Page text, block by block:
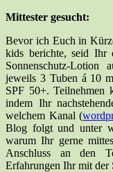
Mittester gesucht:
Bevor ich Euch in
kids berichte, seid Ihr
Sonnenschutz-Lotion
jeweils 3 Tuben á 10
SPF 50+. Teilnehmen
indem Ihr
welchem Kanal (
Blog folgt und unter
warum Ihr gerne
Anschluss an den
Erfahrungen Ihr mit der